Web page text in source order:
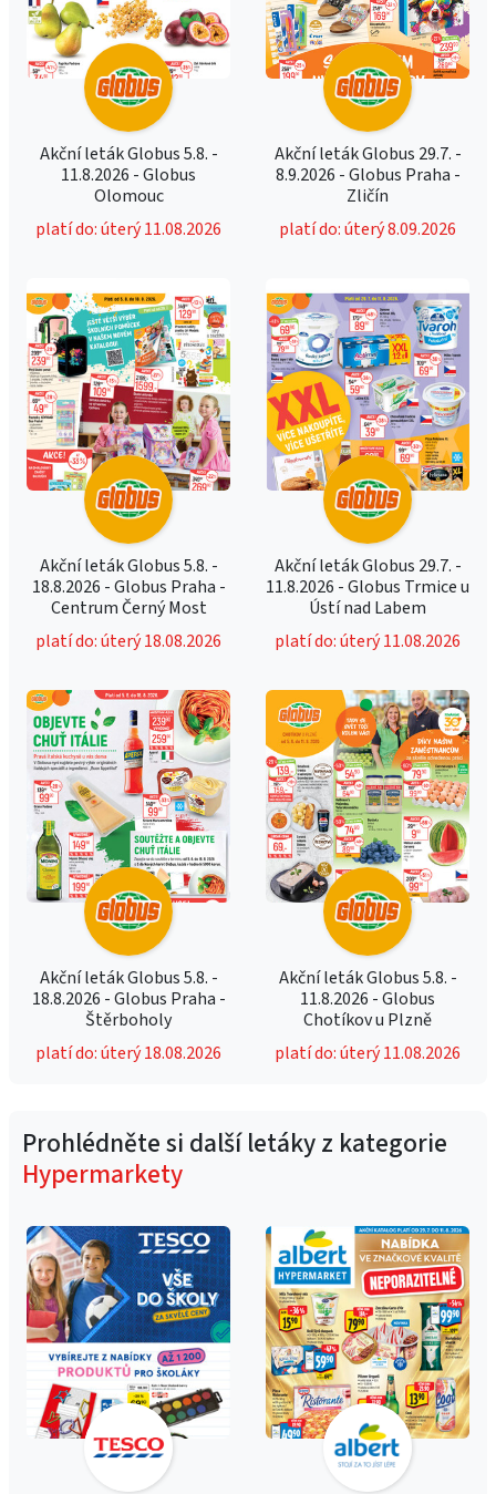
Akční leták Globus 5.8. -
11.8.2026 - Globus
Olomouc
platí do: úterý 11.08.2026
Akční leták Globus 29.7. -
8.9.2026 - Globus Praha -
Zličín
platí do: úterý 8.09.2026
Akční leták Globus 5.8. -
18.8.2026 - Globus Praha -
Centrum Černý Most
platí do: úterý 18.08.2026
Akční leták Globus 29.7. -
11.8.2026 - Globus Trmice u
Ústí nad Labem
platí do: úterý 11.08.2026
Akční leták Globus 5.8. -
18.8.2026 - Globus Praha -
Štěrboholy
platí do: úterý 18.08.2026
Akční leták Globus 5.8. -
11.8.2026 - Globus
Chotíkov u Plzně
platí do: úterý 11.08.2026
Prohlédněte si další letáky z kategorie
Hypermarkety